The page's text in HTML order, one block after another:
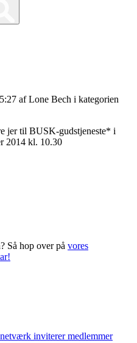
af Lone Bech i kategorien
jer til BUSK-gudstjeneste* i
2014 kl. 10.30
Så hop over på vores
inviterer medlemmer